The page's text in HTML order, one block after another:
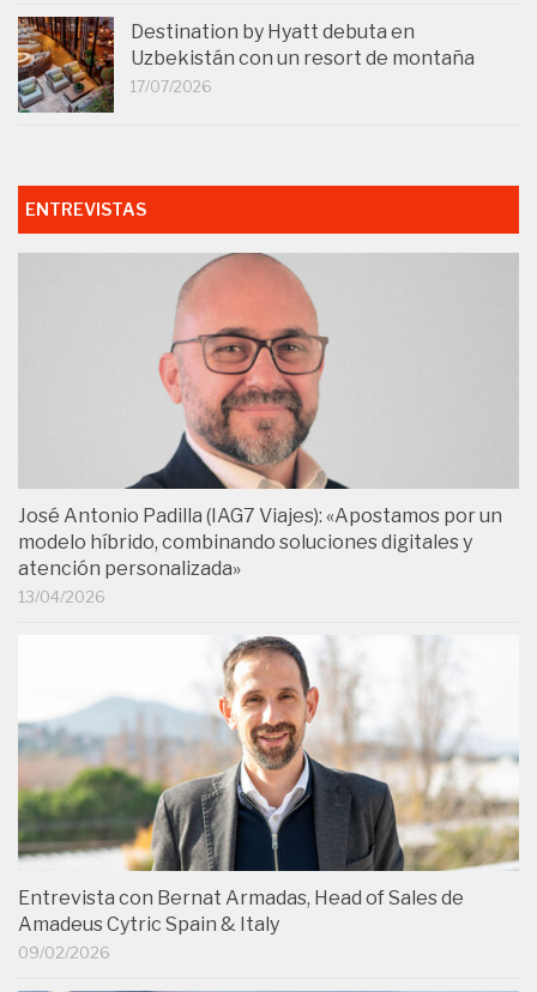
Destination by Hyatt debuta en
Uzbekistán con un resort de montaña
17/07/2026
ENTREVISTAS
José Antonio Padilla (IAG7 Viajes): «Apostamos por un
modelo híbrido, combinando soluciones digitales y
atención personalizada»
13/04/2026
Entrevista con Bernat Armadas, Head of Sales de
Amadeus Cytric Spain & Italy
09/02/2026